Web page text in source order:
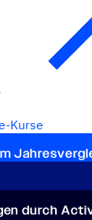
Kurse
durch